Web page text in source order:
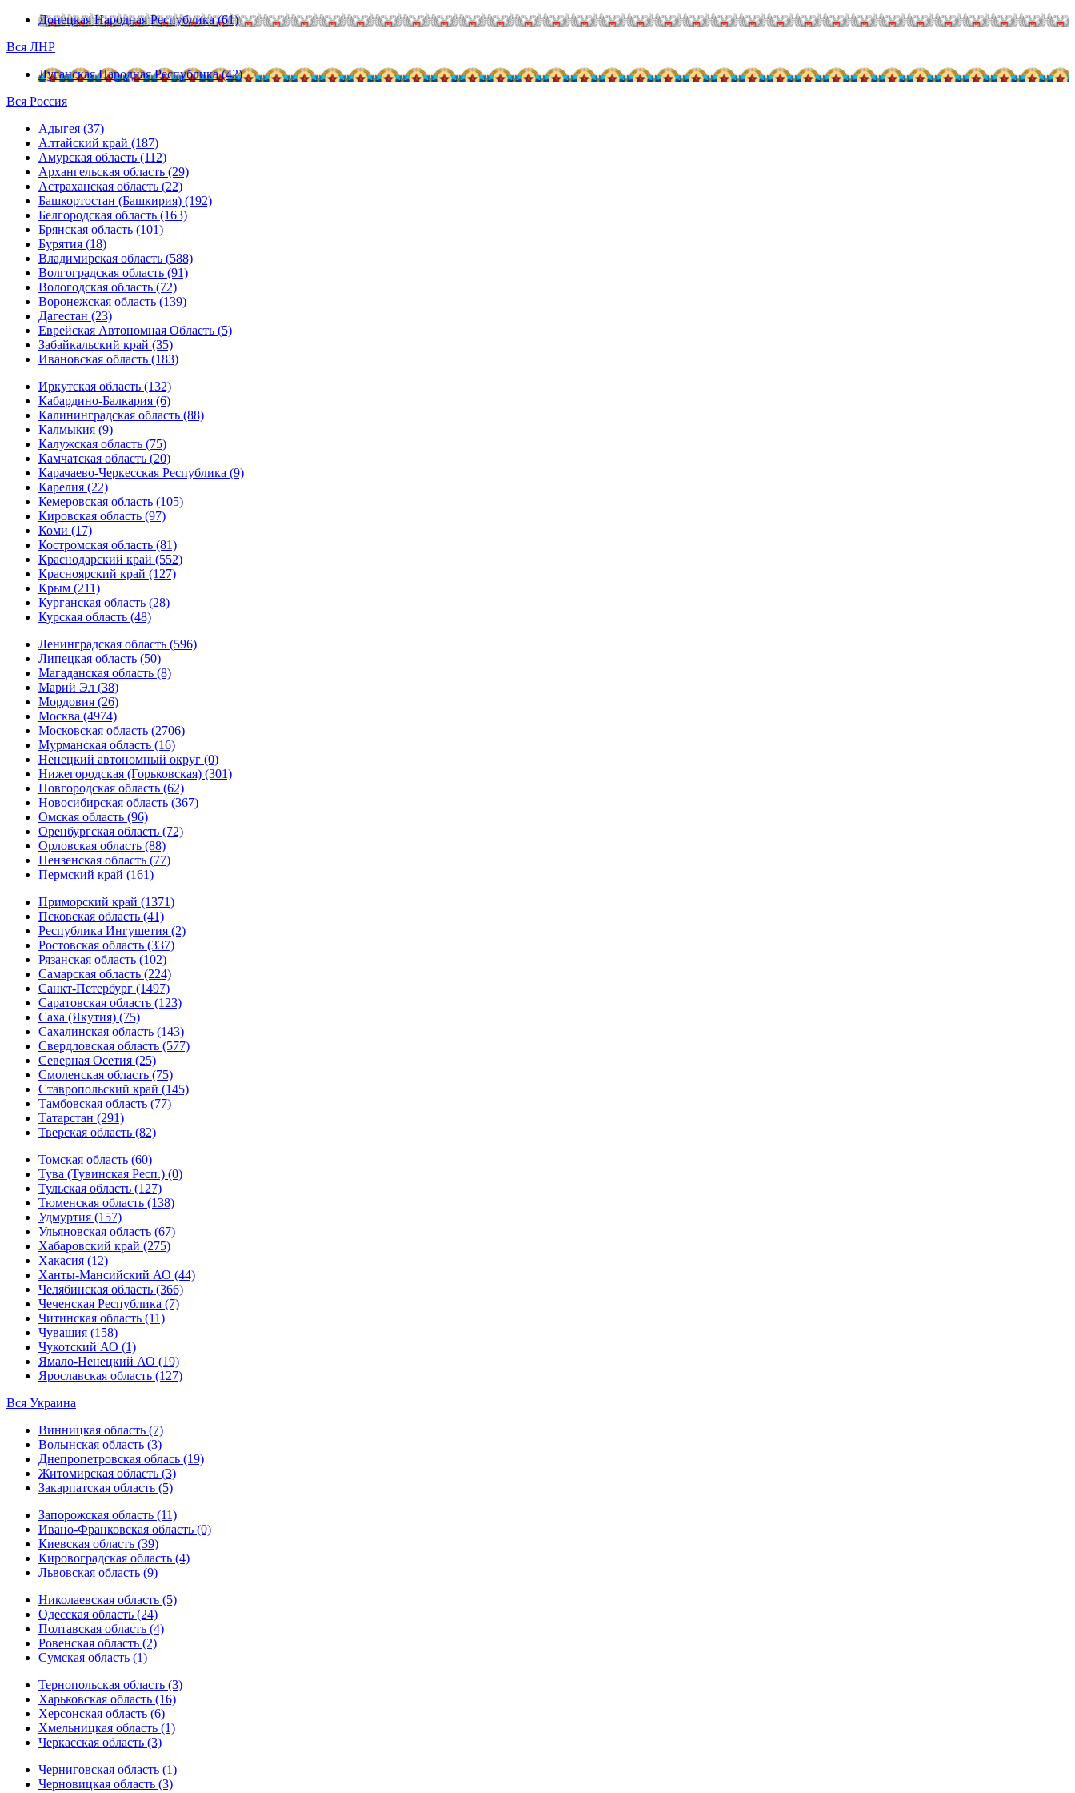
Донецкая Народная Республика (61)
Вся ЛНР
Луганская Народная Республика (42)
Вся Россия
Адыгея (37)
Алтайский край (187)
Амурская область (112)
Архангельская область (29)
Астраханская область (22)
Башкортостан (Башкирия) (192)
Белгородская область (163)
Брянская область (101)
Бурятия (18)
Владимирская область (588)
Волгоградская область (91)
Вологодская область (72)
Воронежская область (139)
Дагестан (23)
Еврейская Автономная Область (5)
Забайкальский край (35)
Ивановская область (183)
Иркутская область (132)
Кабардино-Балкария (6)
Калининградская область (88)
Калмыкия (9)
Калужская область (75)
Камчатская область (20)
Карачаево-Черкесская Республика (9)
Карелия (22)
Кемеровская область (105)
Кировская область (97)
Коми (17)
Костромская область (81)
Краснодарский край (552)
Красноярский край (127)
Крым (211)
Курганская область (28)
Курская область (48)
Ленинградская область (596)
Липецкая область (50)
Магаданская область (8)
Марий Эл (38)
Мордовия (26)
Москва (4974)
Московская область (2706)
Мурманская область (16)
Ненецкий автономный округ (0)
Нижегородская (Горьковская) (301)
Новгородская область (62)
Новосибирская область (367)
Омская область (96)
Оренбургская область (72)
Орловская область (88)
Пензенская область (77)
Пермский край (161)
Приморский край (1371)
Псковская область (41)
Республика Ингушетия (2)
Ростовская область (337)
Рязанская область (102)
Самарская область (224)
Санкт-Петербург (1497)
Саратовская область (123)
Саха (Якутия) (75)
Сахалинская область (143)
Свердловская область (577)
Северная Осетия (25)
Смоленская область (75)
Ставропольский край (145)
Тамбовская область (77)
Татарстан (291)
Тверская область (82)
Томская область (60)
Тува (Тувинская Респ.) (0)
Тульская область (127)
Тюменская область (138)
Удмуртия (157)
Ульяновская область (67)
Хабаровский край (275)
Хакасия (12)
Ханты-Мансийский АО (44)
Челябинская область (366)
Чеченская Республика (7)
Читинская область (11)
Чувашия (158)
Чукотский АО (1)
Ямало-Ненецкий АО (19)
Ярославская область (127)
Вся Украина
Винницкая область (7)
Волынская область (3)
Днепропетровская облась (19)
Житомирская область (3)
Закарпатская область (5)
Запорожская область (11)
Ивано-Франковская область (0)
Киевская область (39)
Кировоградская область (4)
Львовская область (9)
Николаевская область (5)
Одесская область (24)
Полтавская область (4)
Ровенская область (2)
Сумская область (1)
Тернопольская область (3)
Харьковская область (16)
Херсонская область (6)
Хмельницкая область (1)
Черкасская область (3)
Черниговская область (1)
Черновицкая область (3)